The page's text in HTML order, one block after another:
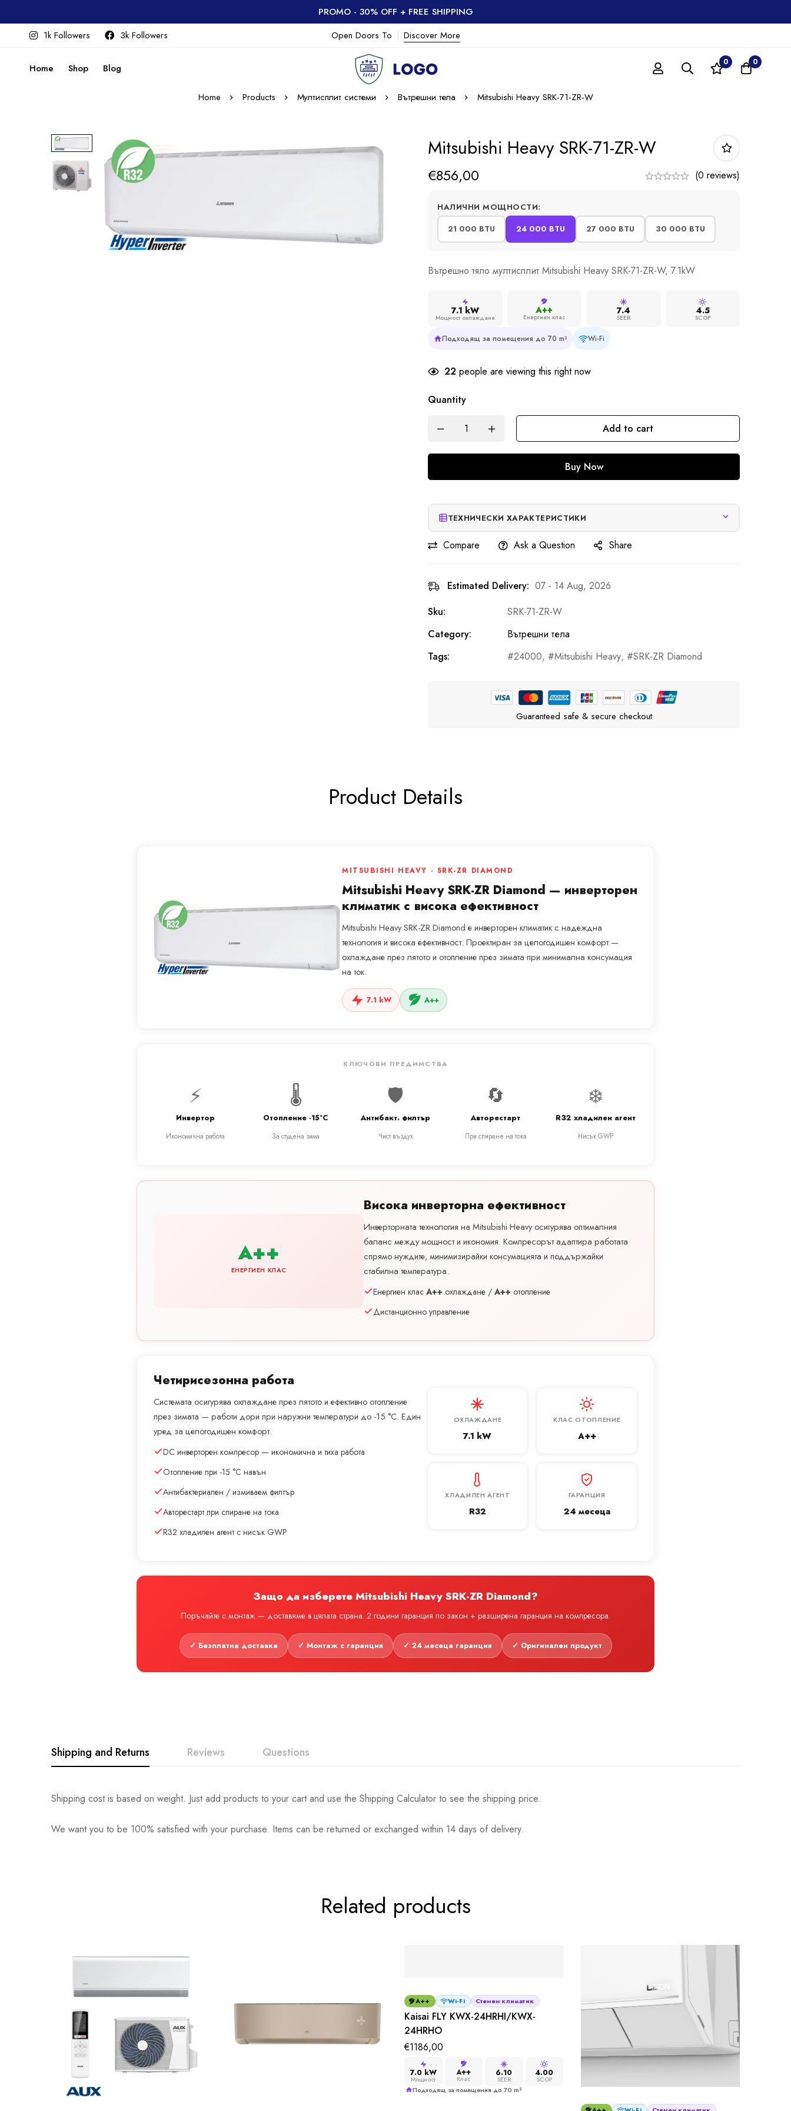
PROMO - 30% OFF + FREE SHIPPING
1k Followers
3k Followers Open Doors To Discover More
Home Shop Blog 0 0
Home Products Мултисплит системи Вътрешни тела Mitsubishi Heavy SRK-71-ZR-W
Mitsubishi Heavy SRK-71-ZR-W
€856,00 (0 reviews)
НАЛИЧНИ МОЩНОСТИ:
21 000 BTU
24 000 BTU 27 000 BTU 30 000 BTU
Вътрешно тяло мултисплит Mitsubishi Heavy SRK-71-ZR-W, 7.1kW
7.1 kW
Мощност охлаждане
A++
Енергиен клас
7.4
SEER
4.5
SCOP
Подходящ за помещения до 70 m² Wi-Fi
22 people are viewing this right now
Quantity
Add to cart
Buy Now
ТЕХНИЧЕСКИ ХАРАКТЕРИСТИКИ
Compare Ask a Question Share
Estimated Delivery: 07 - 14 Aug, 2026
Sku:
SRK-71-ZR-W
Category:
Вътрешни тела
Tags:
24000, Mitsubishi Heavy, SRK-ZR Diamond
Guaranteed safe & secure checkout
Product Details
MITSUBISHI HEAVY · SRK-ZR DIAMOND
Mitsubishi Heavy SRK-ZR Diamond — инверторен
климатик с висока ефективност
Mitsubishi Heavy SRK-ZR Diamond е инверторен климатик с надеждна
технология и висока ефективност. Проектиран за целогодишен комфорт —
охлаждане през лятото и отопление през зимата при минимална консумация
на ток.
7.1 kW A++
КЛЮЧОВИ ПРЕДИМСТВА
⚡
Инвертор
Икономична работа
🌡️
Отопление -15°C
За студена зима
🛡️
Антибакт. филтър
Чист въздух
🔄
Авторестарт
При спиране на тока
❄️
R32 хладилен агент
Нисък GWP
A++
ЕНЕРГИЕН КЛАС
Висока инверторна ефективност
Инверторната технология на Mitsubishi Heavy осигурява оптималния
баланс между мощност и икономия. Компресорът адаптира работата
спрямо нуждите, минимизирайки консумацията и поддържайки
стабилна температура.
Енергиен класA++ охлаждане /A++ отопление
Дистанционно управление
Четирисезонна работа
Системата осигурява охлаждане през лятото и ефективно отопление
през зимата — работи дори при наружни температури до -15 °C. Един
уред за целогодишен комфорт.
DC инверторен компресор — икономична и тиха работа
Отопление при -15 °C навън
Антибактериален / измиваем филтър
Авторестарт при спиране на тока
R32 хладилен агент с нисък GWP
ОХЛАЖДАНЕ
7.1 kW
КЛАС ОТОПЛЕНИЕ
A++
ХЛАДИЛЕН АГЕНТ
R32
ГАРАНЦИЯ
24 месеца
Защо да изберете Mitsubishi Heavy SRK-ZR Diamond?
Поръчайте с монтаж — доставяме в цялата страна. 2 години гаранция по закон + разширена гаранция на компресора.
✓ Безплатна доставка ✓ Монтаж с гаранция ✓ 24 месеца гаранция ✓ Оригинален продукт
Shipping and Returns Reviews Questions
Shipping cost is based on weight. Just add products to your cart and use the Shipping Calculator to see the shipping price.
We want you to be 100% satisfied with your purchase. Items can be returned or exchanged within 14 days of delivery.
Related products
A++ Wi-Fi Стенен климатик
Kaisai FLY KWX-24HRHI/KWX-
24HRHO
€1186,00
7.0 kW
Мощност
A++
Клас
6.10
SEER
4.00
SCOP
Подходящ за помещения до 70 m²